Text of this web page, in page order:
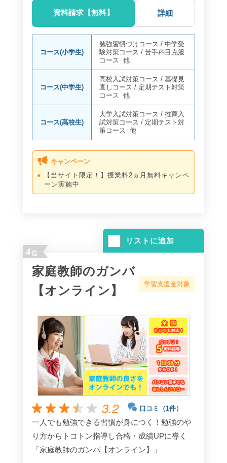
資料請求【無料】 詳細
コース(小学生)
勉強習慣づけコース /中学受
験対策コース /苦手科目克服
コース
他
コース(中学生)
高校入試対策コース /基礎見
直しコース /定期テスト対策
コース
他
コース(高校生)
大学入試対策コース /推薦入
試対策コース /定期テスト対
策コース
他
キャンペーン
【当サイト限定！】授業料2ヵ月無料キャンペ
ーン実施中
リストに追加
4位
家庭教師のガンバ
【オンライン】
学習支援金対象
3.2 口コミ（1件）
一人でも勉強できる習慣が身につく！勉強のや
り方からトコトン指導し合格・成績UPに導く
「家庭教師のガンバ【オンライン】」